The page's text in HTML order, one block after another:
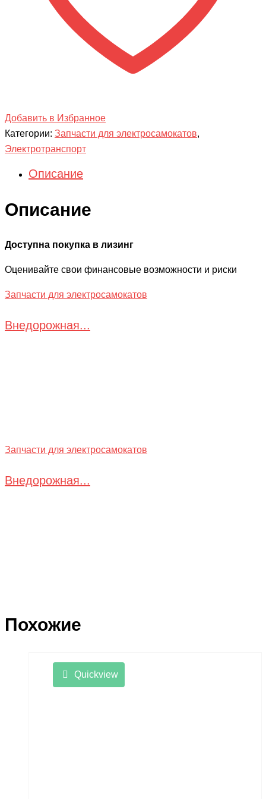
Добавить в Избранное
Категории: Запчасти для электросамокатов,
Электротранспорт
Описание
Описание
Доступна покупка в лизинг
Оценивайте свои финансовые возможности и риски
Запчасти для электросамокатов
Внедорожная...
Запчасти для электросамокатов
Внедорожная...
Похожие
Quickview